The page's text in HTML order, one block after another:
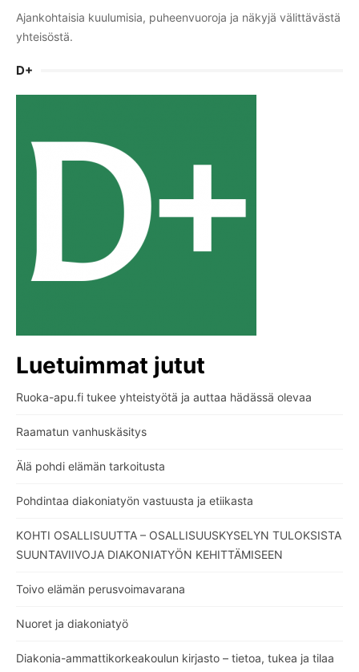
Ajankohtaisia kuulumisia, puheenvuoroja ja näkyjä välittävästä
yhteisöstä.
D+
Luetuimmat jutut
Ruoka-apu.fi tukee yhteistyötä ja auttaa hädässä olevaa
Raamatun vanhuskäsitys
Älä pohdi elämän tarkoitusta
Pohdintaa diakoniatyön vastuusta ja etiikasta
KOHTI OSALLISUUTTA – OSALLISUUSKYSELYN TULOKSISTA
SUUNTAVIIVOJA DIAKONIATYÖN KEHITTÄMISEEN
Toivo elämän perusvoimavarana
Nuoret ja diakoniatyö
Diakonia-ammattikorkeakoulun kirjasto – tietoa, tukea ja tilaa